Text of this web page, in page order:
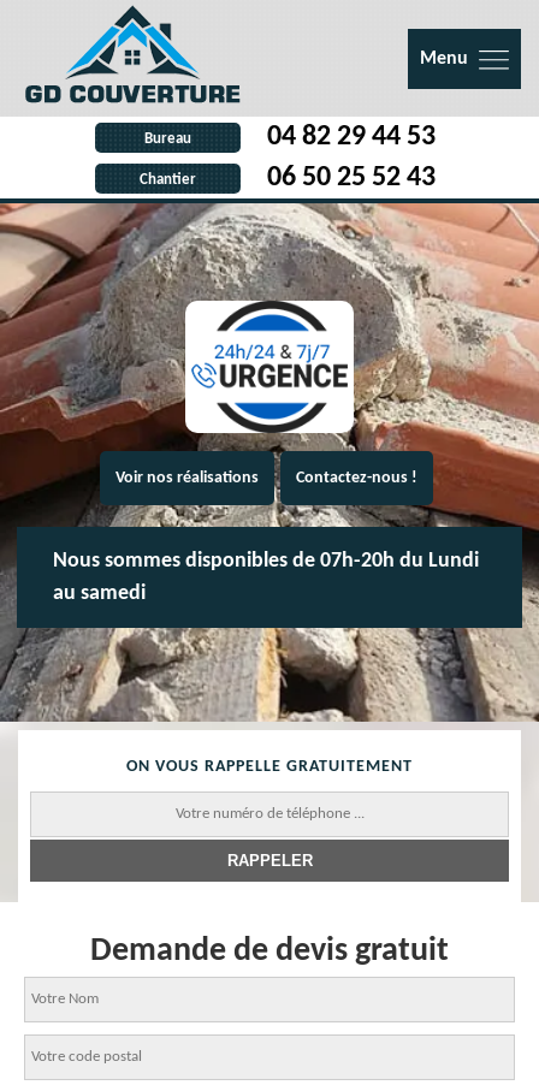
Menu
Bureau 04 82 29 44 53
Chantier 06 50 25 52 43
Voir nos réalisations Contactez-nous !
Nous sommes disponibles de 07h-20h du Lundi
au samedi
ON VOUS RAPPELLE GRATUITEMENT
Demande de devis gratuit